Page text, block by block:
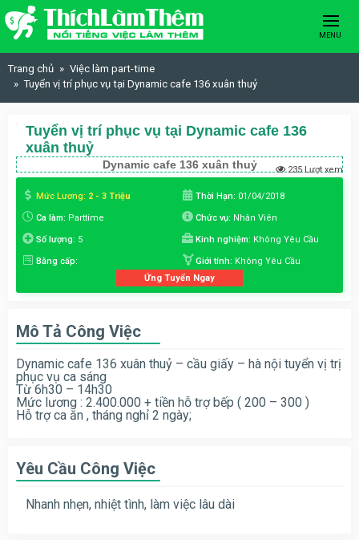
Skip to content
MENU
Trang chủ
Việc làm part-time
Tuyển vị trí phục vụ tại Dynamic cafe 136 xuân thuỷ
Tuyển vị trí phục vụ tại Dynamic cafe 136
xuân thuỷ
Dynamic cafe 136 xuân thuỷ 235 Lượt xem
Mức Lương: 2 - 3 Triệu Thời Hạn: 01/04/2018
Ca làm: Parttime Chức vụ: Nhân Viên
Số lượng: 5 Kinh nghiệm: Không Yêu Cầu
Bằng cấp: Giới tính: Không Yêu Cầu
Ứng Tuyển Ngay
Mô Tả Công Việc
Dynamic cafe 136 xuân thuỷ – cầu giấy – hà nội tuyển vị trị
phục vụ ca sáng
Từ 6h30 – 14h30
Mức lương : 2.400.000 + tiền hỗ trợ bếp ( 200 – 300 )
Hỗ trợ ca ăn , tháng nghỉ 2 ngày;
Yêu Cầu Công Việc
Nhanh nhẹn, nhiệt tình, làm việc lâu dài